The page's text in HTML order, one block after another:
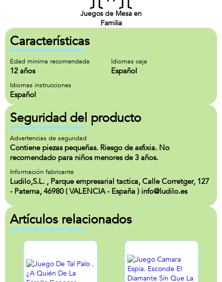
Juegos de Mesa en
Familia
Características
Edad minima recomendada
12 años
Idiomas caja
Español
Idiomas instrucciones
Español
Seguridad del producto
Advertencias de seguridad
Contiene piezas pequeñas. Riesgo de asfixia. No
recomendado para niños menores de 3 años.
Información fabricante
Ludilo,S.L. , Parque empresarial tactica, Calle Corretger, 127
- Paterna, 46980 ( VALENCIA - España ) info@ludilo.es
Artículos relacionados